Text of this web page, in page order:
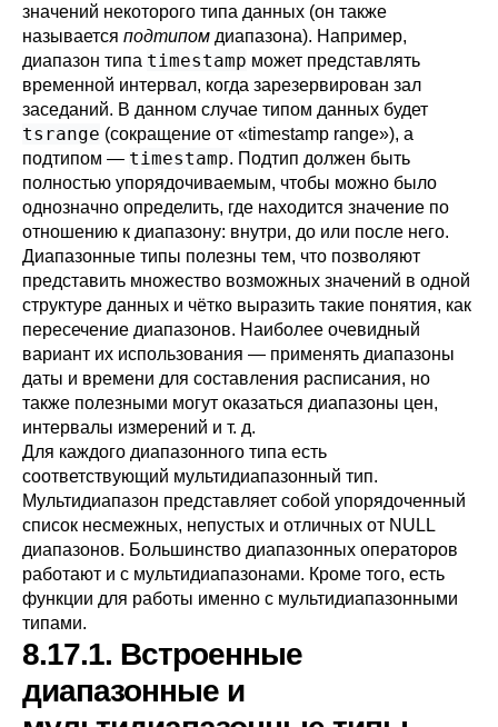
значений некоторого типа данных (он также
называется подтипом диапазона). Например,
диапазон типа timestamp может представлять
временной интервал, когда зарезервирован зал
заседаний. В данном случае типом данных будет
tsrange (сокращение от «timestamp range»), а
подтипом — timestamp. Подтип должен быть
полностью упорядочиваемым, чтобы можно было
однозначно определить, где находится значение по
отношению к диапазону: внутри, до или после него.
Диапазонные типы полезны тем, что позволяют
представить множество возможных значений в одной
структуре данных и чётко выразить такие понятия, как
пересечение диапазонов. Наиболее очевидный
вариант их использования — применять диапазоны
даты и времени для составления расписания, но
также полезными могут оказаться диапазоны цен,
интервалы измерений и т. д.
Для каждого диапазонного типа есть
соответствующий мультидиапазонный тип.
Мультидиапазон представляет собой упорядоченный
список несмежных, непустых и отличных от NULL
диапазонов. Большинство диапазонных операторов
работают и с мультидиапазонами. Кроме того, есть
функции для работы именно с мультидиапазонными
типами.
8.17.1. Встроенные
диапазонные и